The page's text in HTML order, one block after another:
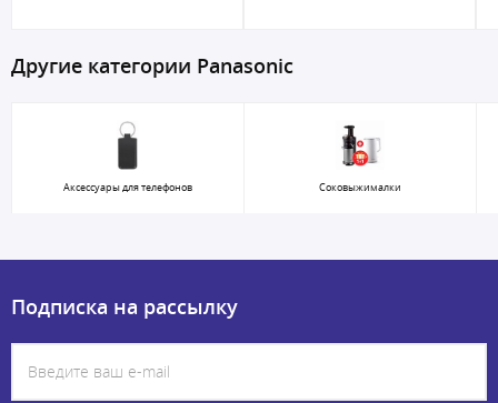
Другие категории Panasonic
Аксессуары для телефонов Соковыжималки
Подписка на рассылку